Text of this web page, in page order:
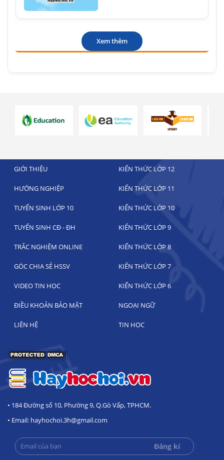
Xem thêm
GIỚI THIỆU KIẾN THỨC LỚP 12
HƯỚNG NGHIỆP KIẾN THỨC LỚP 11
TUYỂN SINH LỚP 10 KIẾN THỨC LỚP 10
TUYỂN SINH CĐ - ĐH KIẾN THỨC LỚP 9
TRẮC NGHIỆM ONLINE KIẾN THỨC LỚP 8
GÓC CHIA SẺ HSSV KIẾN THỨC LỚP 7
VIDEO TIN HỌC KIẾN THỨC LỚP 6
ĐIỀU KHOẢN BẢO MẬT NGOẠI NGỮ
LIÊN HỆ TIN HỌC
• 184 Đường số 10, Phường 9, Q.Gò Vấp, TPHCM.
• Email: hayhochoi.3h@gmail.com